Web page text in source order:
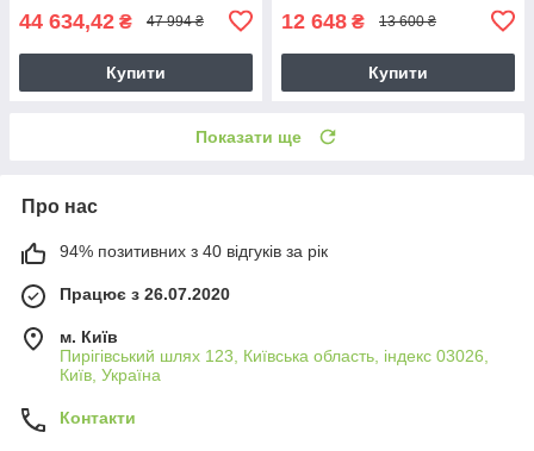
44 634,42 ₴ 47 994 ₴
Купити
12 648 ₴ 13 600 ₴
Купити
Показати ще
Про нас
94% позитивних з 40 відгуків за рік
Працює з 26.07.2020
м. Київ
Пирігівський шлях 123, Київська область, індекс 03026,
Київ, Україна
Контакти